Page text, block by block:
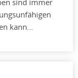
sind immer
kann…